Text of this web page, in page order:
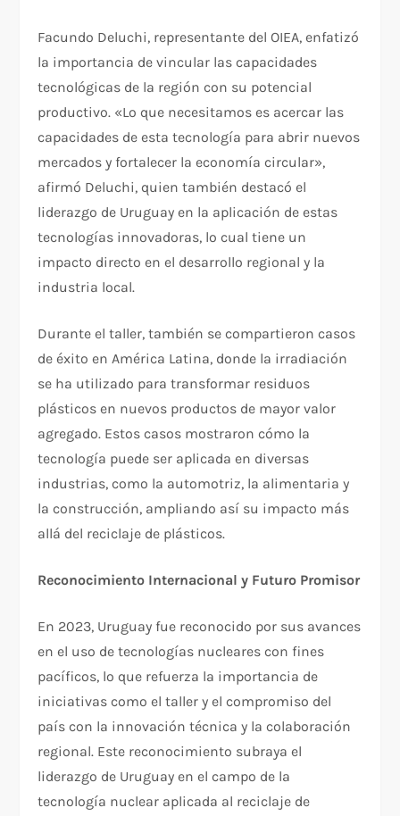
Facundo Deluchi, representante del OIEA, enfatizó
la importancia de vincular las capacidades
tecnológicas de la región con su potencial
productivo. «Lo que necesitamos es acercar las
capacidades de esta tecnología para abrir nuevos
mercados y fortalecer la economía circular»,
afirmó Deluchi, quien también destacó el
liderazgo de Uruguay en la aplicación de estas
tecnologías innovadoras, lo cual tiene un
impacto directo en el desarrollo regional y la
industria local.
Durante el taller, también se compartieron casos
de éxito en América Latina, donde la irradiación
se ha utilizado para transformar residuos
plásticos en nuevos productos de mayor valor
agregado. Estos casos mostraron cómo la
tecnología puede ser aplicada en diversas
industrias, como la automotriz, la alimentaria y
la construcción, ampliando así su impacto más
allá del reciclaje de plásticos.
Reconocimiento Internacional y Futuro Promisor
En 2023, Uruguay fue reconocido por sus avances
en el uso de tecnologías nucleares con fines
pacíficos, lo que refuerza la importancia de
iniciativas como el taller y el compromiso del
país con la innovación técnica y la colaboración
regional. Este reconocimiento subraya el
liderazgo de Uruguay en el campo de la
tecnología nuclear aplicada al reciclaje de